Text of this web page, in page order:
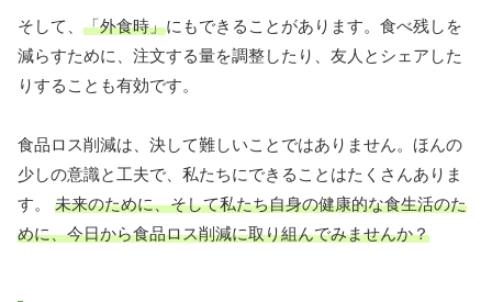
そして、 「外食時」にもできることがあります。食べ残しを
減らすために、注文する量を調整したり、友人とシェアした
りすることも有効です。
食品ロス削減は、決して難しいことではありません。ほんの
少しの意識と工夫で、私たちにできることはたくさんありま
す。 未来のために、そして私たち自身の健康的な食生活のた
めに、今日から食品ロス削減に取り組んでみませんか？